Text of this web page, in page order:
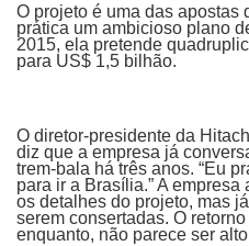
O projeto é uma das apostas
prática um ambicioso plano
2015, ela pretende
para US$ 1,5 bilhão.
O diretor-presidente da
diz que a empresa já
trem-bala há três anos. “Eu
para ir a Brasília.” A
os detalhes do projeto, mas
serem consertadas. O
enquanto, não parece ser